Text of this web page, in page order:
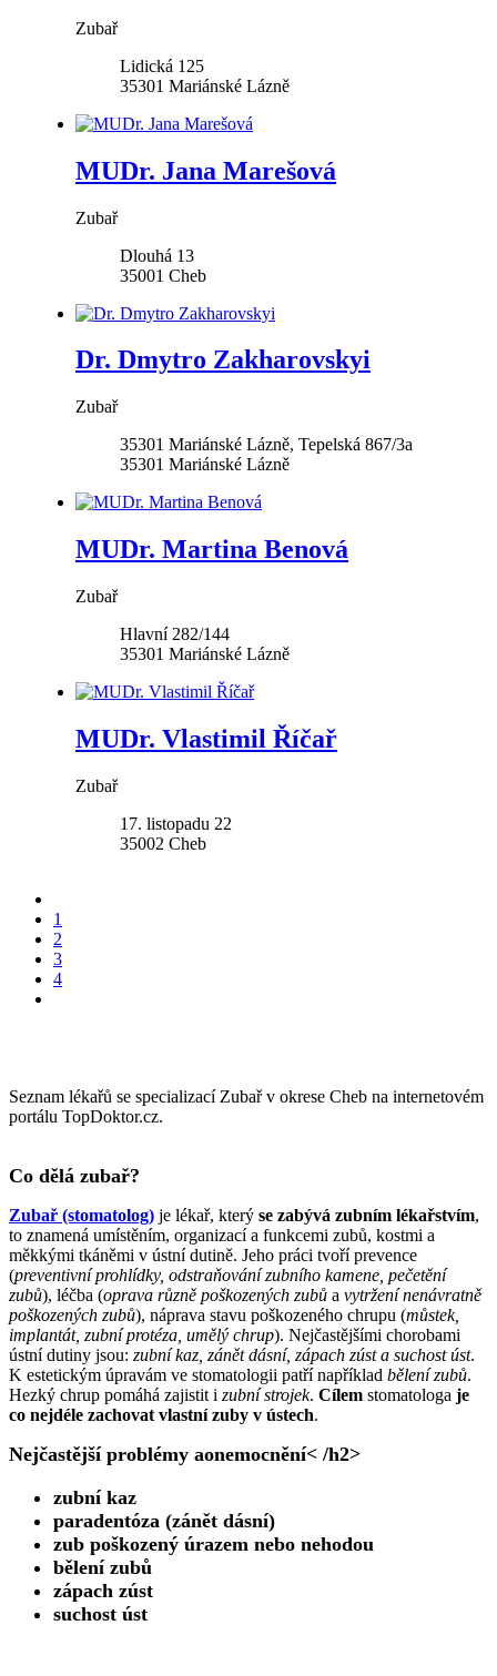
Zubař
Lidická 125
35301 Mariánské Lázně
MUDr. Jana Marešová
Zubař
Dlouhá 13
35001 Cheb
Dr. Dmytro Zakharovskyi
Zubař
35301 Mariánské Lázně, Tepelská 867/3a
35301 Mariánské Lázně
MUDr. Martina Benová
Zubař
Hlavní 282/144
35301 Mariánské Lázně
MUDr. Vlastimil Říčař
Zubař
17. listopadu 22
35002 Cheb
1
2
3
4
Seznam lékařů se specializací Zubař v okrese Cheb na internetovém
portálu TopDoktor.cz.
Co dělá zubař?
Zubař (stomatolog) je lékař, který se zabývá zubním lékařstvím,
to znamená umístěním, organizací a funkcemi zubů, kostmi a
měkkými tkáněmi v ústní dutině. Jeho práci tvoří prevence
(preventivní prohlídky, odstraňování zubního kamene, pečetění
zubů), léčba (oprava různě poškozených zubů a vytržení nenávratně
poškozených zubů), náprava stavu poškozeného chrupu (můstek,
implantát, zubní protéza, umělý chrup). Nejčastějšími chorobami
ústní dutiny jsou: zubní kaz, zánět dásní, zápach zúst a suchost úst.
K estetickým úpravám ve stomatologii patří například bělení zubů.
Hezký chrup pomáhá zajistit i zubní strojek. Cílem stomatologa je
co nejdéle zachovat vlastní zuby v ústech.
Nejčastější problémy aonemocnění< /h2>
zubní kaz
paradentóza (zánět dásní)
zub poškozený úrazem nebo nehodou
bělení zubů
zápach zúst
suchost úst